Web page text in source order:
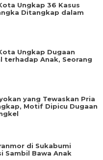
Ungkap 36 Kasus
Ditangkap dalam
Ungkap Dugaan
terhadap Anak, Seorang
yang Tewaskan Pria
Motif Dipicu Dugaan
di Sukabumi
Sambil Bawa Anak